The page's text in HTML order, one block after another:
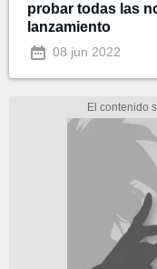
probar todas las
lanzamiento
08 jun 2022